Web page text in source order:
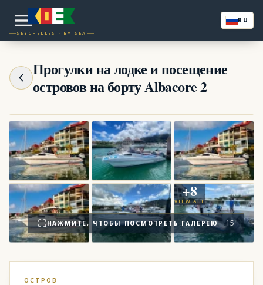
SEYCHELLES · BY SEA
RU
Прогулки на лодке и посещение
островов на борту Albacore 2
+8
VIEW ALL
НАЖМИТЕ, ЧТОБЫ ПОСМОТРЕТЬ ГАЛЕРЕЮ 15
ОСТРОВ